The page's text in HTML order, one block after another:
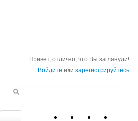
Привет, отлично, что Вы заглянули!
Войдите или зарегистрируйтесь